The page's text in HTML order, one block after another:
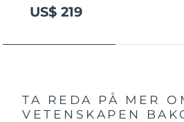
US$ 219
TA REDA PÅ MER
VETENSKAPEN